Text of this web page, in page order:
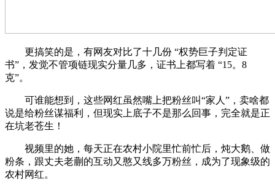
更搞笑的是，有网友对比了十几份 “权势巨子判定证
书”，发觉不管项链现实分量几多，证书上都写着 “15。8
克”。
可谁能想到，这些网红虽然嘴上把粉丝叫“家人”，卖啥都
说是给粉丝谋福利，但现实上底子不是那么回事，完全就是正
在坑老苍生！
视频里的她，每天正在农村小院里忙前忙后，炖大鹅、做
粉条，跟丈夫老蒯的互动又憨又线多万粉丝，成为了现象级的
农村网红。